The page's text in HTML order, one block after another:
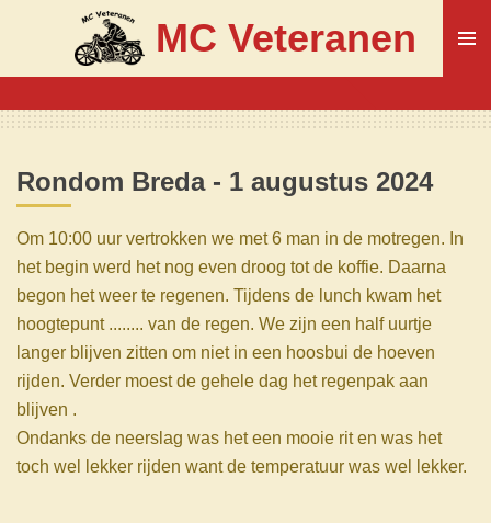
naar
de
MC Veteranen
Rondom Breda - 1 augustus 2024
Om 10:00 uur vertrokken we met 6 man in de motregen. In
het begin werd het nog even droog tot de koffie. Daarna
begon het weer te regenen. Tijdens de lunch kwam het
hoogtepunt ........ van de regen. We zijn een half uurtje
langer blijven zitten om niet in een hoosbui de hoeven
rijden. Verder moest de gehele dag het regenpak aan
blijven .
Ondanks de neerslag was het een mooie rit en was het
toch wel lekker rijden want de temperatuur was wel lekker.